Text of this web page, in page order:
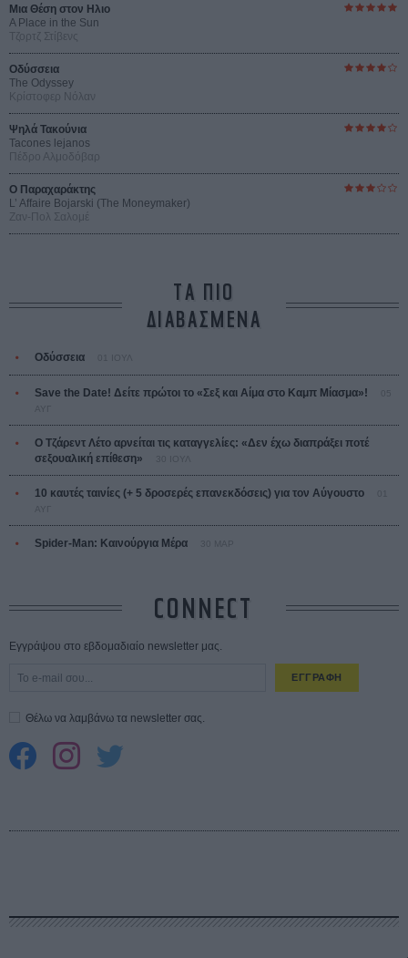
Μια Θέση στον Ηλιο
A Place in the Sun
Τζορτζ Στίβενς
Οδύσσεια
The Odyssey
Κρίστοφερ Νόλαν
Ψηλά Τακούνια
Tacones lejanos
Πέδρο Αλμοδόβαρ
Ο Παραχαράκτης
L’ Affaire Bojarski (The Moneymaker)
Ζαν-Πολ Σαλομέ
ΤΑ ΠΙΟ
ΔΙΑΒΑΣΜΕΝΑ
Οδύσσεια
Save the Date! Δείτε πρώτοι το «Σεξ και Αίμα στο Καμπ Μίασμα»!
Ο Τζάρεντ Λέτο αρνείται τις καταγγελίες: «Δεν έχω διαπράξει ποτέ
σεξουαλική επίθεση»
10 καυτές ταινίες (+ 5 δροσερές επανεκδόσεις) για τον Αύγουστο
Spider-Man: Καινούργια Μέρα 30 ΜΑΡ
CONNECT
Εγγράψου στο εβδομαδιαίο newsletter μας.
ΕΓΓΡΑΦΗ
Θέλω να λαμβάνω τα newsletter σας.